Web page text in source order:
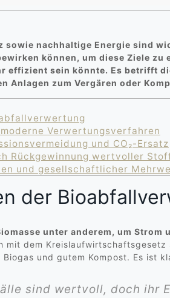
sowie nachhaltige Energie sind
können, um diese Ziele
effizient sein könnte. Es betrifft
Anlagen zum Vergären oder
Verwertungsverfahren
und CO₂-Ersatz
Rückgewinnung wertvoller
und gesellschaftlicher
der
unter anderem, um Strom
mit dem
und gutem Kompost. Es ist
sind wertvoll, doch ihr